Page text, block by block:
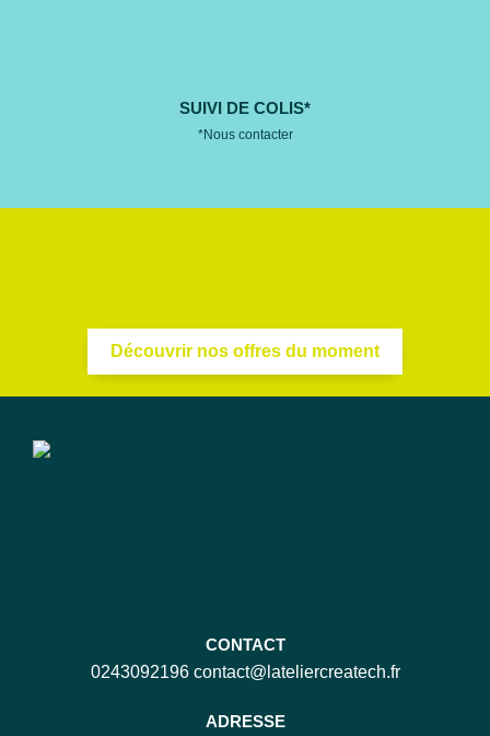
SUIVI DE COLIS*
*Nous contacter
Découvrir nos offres du moment
CONTACT
0243092196 contact@lateliercreatech.fr
ADRESSE